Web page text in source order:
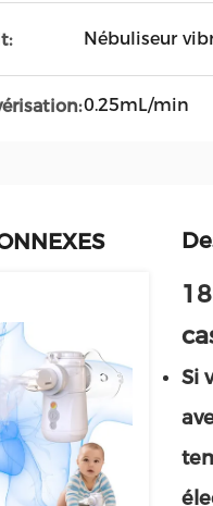
Nébuliseur
0.25mL/min
Si